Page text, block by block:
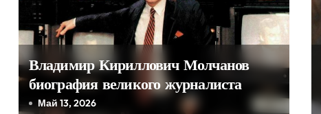
Владимир Кириллович Молчанов
биография великого журналиста
Май 13, 2026